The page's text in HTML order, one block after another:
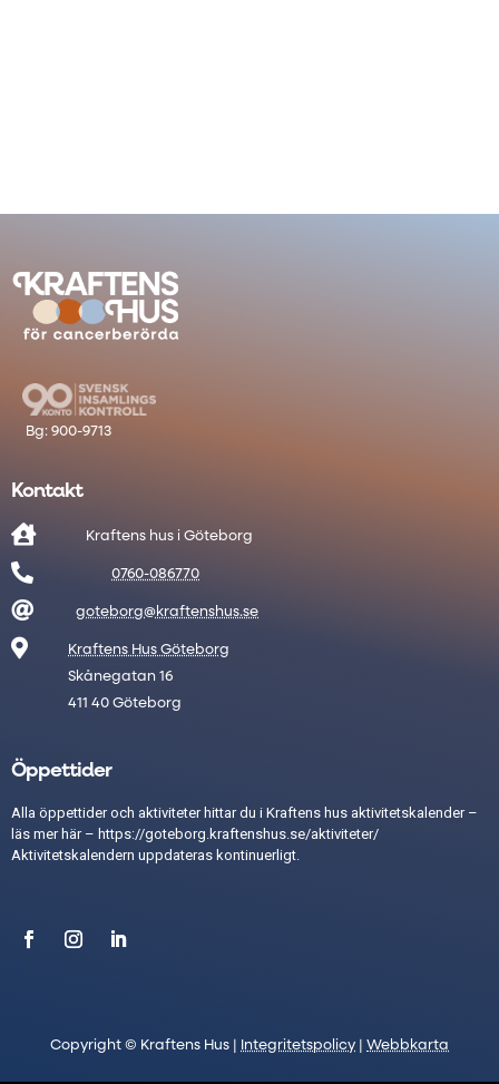
Kontakt
 Kraftens hus i Göteborg
 0760-086770
 goteborg@kraftenshus.se

Kraftens Hus Göteborg
Skånegatan 16
411 40 Göteborg
Öppettider
Alla öppettider och aktiviteter hittar du i Kraftens hus aktivitetskalender –
läs mer här – https://goteborg.kraftenshus.se/aktiviteter/
Aktivitetskalendern uppdateras kontinuerligt.
Copyright © Kraftens Hus | Integritetspolicy Webbkarta